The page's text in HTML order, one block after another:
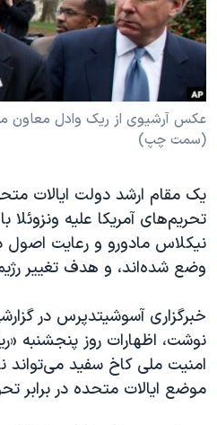
فرهنگ و زندگی
حقوق شهروندی
اقتصادی
علم و فناوری
اسرائیل در جنگ
آرشیو پخش زنده
مستندها
انتخابات ریاست جمهوری آمریکا ۲۰۲۴
حمله جمهوری اسلامی به اسرائیل
رمز مهسا
ورزش زنان در ایران
مجموعه مستندهای دادخواهی
تریبونال مردمی آبان ۹۸
دادگاه حمید نوری
چهل سال گروگان‌گیری
قانون شفافیت دارائی کادر رهبری
اعتراضات مردمی آبان ۹۸
دنبال کنید
زبانهای مختلف
عکس آرشیوی از ریک وادل معاون
(سمت چپ)
یک مقام ارشد دولت ایالات
تحریم‌های آمریکا علیه ونزوئلا
نیکلاس مادورو و رعایت اصول
وضع شده‌اند، و هدف تغییر
خبرگزاری آسوشیتدپرس در
نوشت، اظهارات روز پنجشنبه
امنیت ملی کاخ سفید
موضع ایالات متحده در برابر